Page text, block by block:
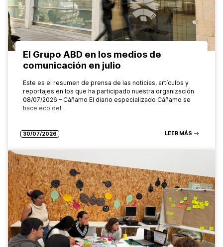
El Grupo ABD en los medios de
comunicación en julio
Este es el resumen de prensa de las noticias, artículos y
reportajes en los que ha participado nuestra organización
08/07/2026 – Cáñamo El diario especializado Cáñamo se
hace eco del…
30/07/2026 LEER MÁS